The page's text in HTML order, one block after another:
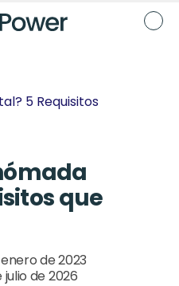
5 Requisitos
que
de 2023
julio de 2026